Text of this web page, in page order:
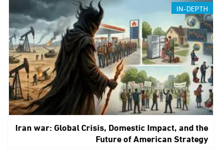
IN-DEPTH
Iran war: Global Crisis, Domestic Impact, and the
Future of American Strategy